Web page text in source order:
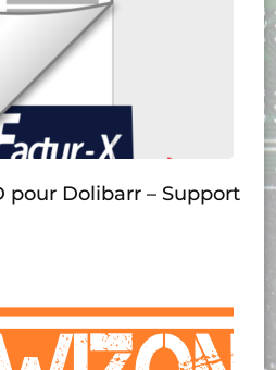
pour Dolibarr – Support